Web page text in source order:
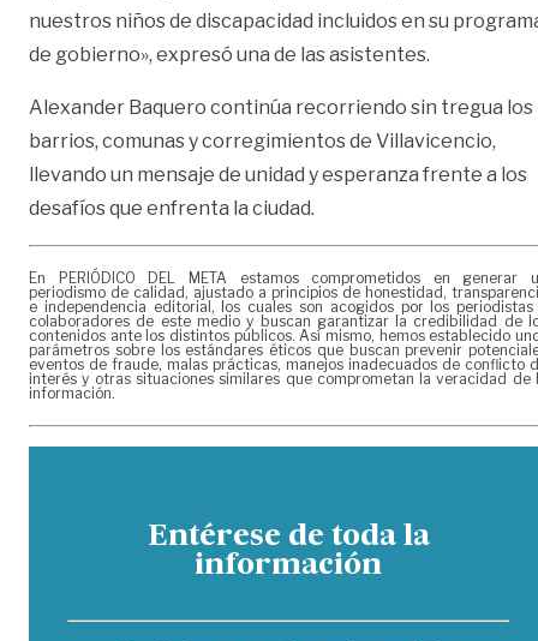
nuestros niños de discapacidad incluidos en su
de gobierno», expresó una de las asistentes.
Alexander Baquero continúa recorriendo sin tregua los
barrios, comunas y corregimientos de Villavicencio,
llevando un mensaje de unidad y esperanza frente a los
desafíos que enfrenta la ciudad.
En PERIÓDICO DEL META estamos comprometidos en generar
periodismo de calidad, ajustado a principios de honestidad,
e independencia editorial, los cuales son acogidos por los periodistas
colaboradores de este medio y buscan garantizar la credibilidad de
contenidos ante los distintos públicos. Así mismo, hemos establecido
parámetros sobre los estándares éticos que buscan prevenir
eventos de fraude, malas prácticas, manejos inadecuados de conflicto
interés y otras situaciones similares que comprometan la veracidad de
información.
Entérese de toda la
información